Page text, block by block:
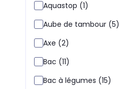
Aquastop (1)
Aube de tambour (5)
Axe (2)
Bac (11)
Bac à légumes (15)